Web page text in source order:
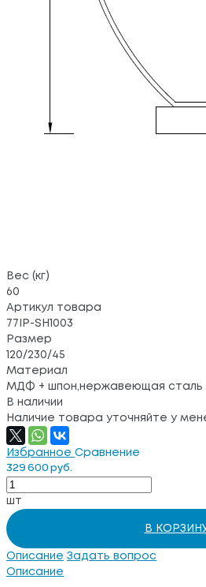
Вес (кг)
60
Артикул товара
77IP-SH1003
Размер
120/230/45
Материал
МДФ + шпон,нержавеющая сталь
В наличии
Наличие товара уточняйте у
Избранное Сравнение
329 600 руб.
шт
В
Описание Задать вопрос
Описание